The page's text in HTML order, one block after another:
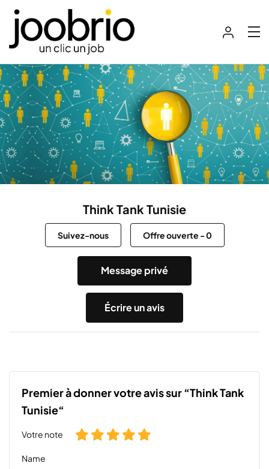
Think Tank Tunisie
Suivez-nous Offre ouverte -0
Message privé
Écrire un avis
Premier à donner votre avis sur “Think Tank
Tunisie“
Votre note
Name